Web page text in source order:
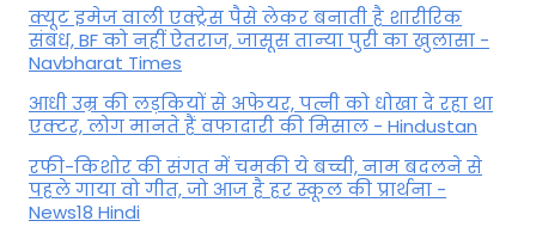
क्यूट इमेज वाली एक्ट्रेस पैसे लेकर बनाती है शारीरिक
संबंध, BF को नहीं ऐतराज, जासूस तान्‍या पुरी का खुलासा -
Navbharat Times
आधी उम्र की लड़कियों से अफेयर, पत्नी को धोखा दे रहा था
एक्टर, लोग मानते हैं वफादारी की मिसाल - Hindustan
रफी-किशोर की संगत में चमकी ये बच्ची, नाम बदलने से
पहले गाया वो गीत, जो आज है हर स्कूल की प्रार्थना -
News18 Hindi